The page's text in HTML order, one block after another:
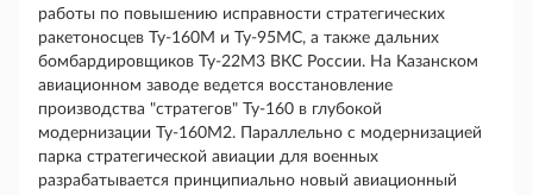
работы по повышению исправности стратегических
ракетоносцев Ту-160М и Ту-95МС, а также дальних
бомбардировщиков Ту-22М3 ВКС России. На Казанском
авиационном заводе ведется восстановление
производства "стратегов" Ту-160 в глубокой
модернизации Ту-160М2. Параллельно с модернизацией
парка стратегической авиации для военных
разрабатывается принципиально новый авиационный